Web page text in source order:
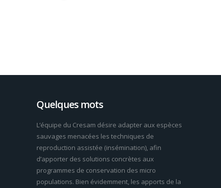
Quelques mots
L’équipe du Cresam désire adapter aux espèces
sauvages menacées les techniques de
reproduction assistée (insémination), afin
d’apporter des solutions concrètes aux
programmes de conservation des micro
populations. Bien évidemment, les apports de la